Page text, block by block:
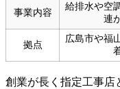
事業内容
給排水や空
連
拠点
広島市や福
創業が長く指定工事店